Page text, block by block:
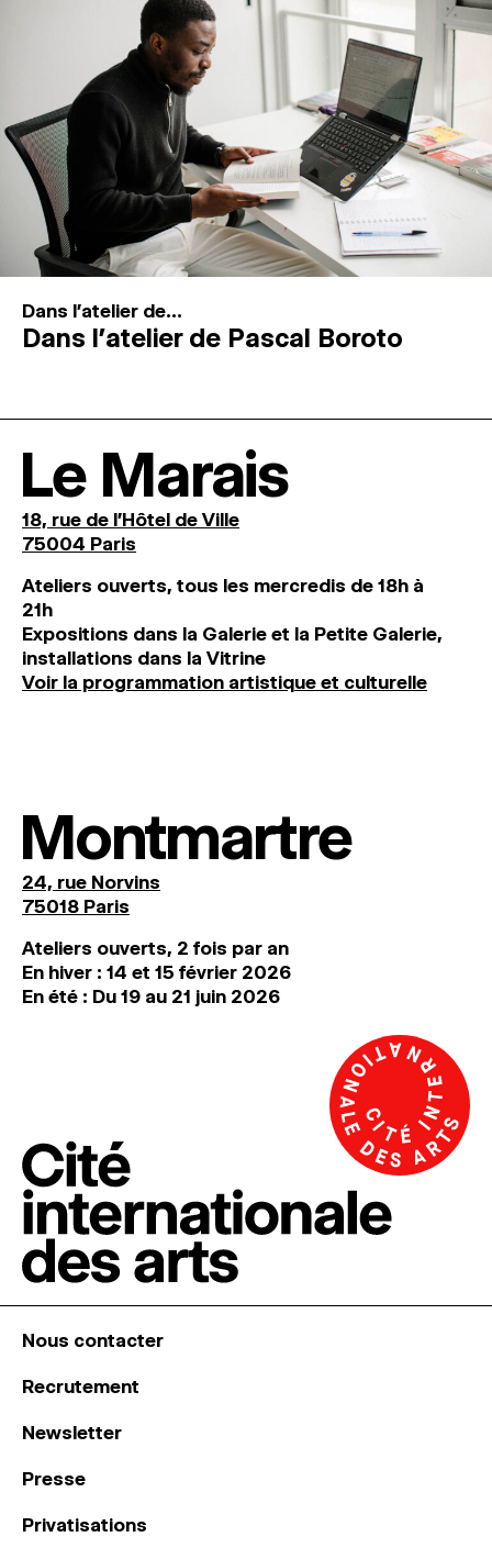
Dans l'atelier de...
Dans l’atelier de Pascal Boroto
Le Marais
18, rue de l'Hôtel de Ville
75004 Paris
Ateliers ouverts, tous les mercredis de 18h à
21h
Expositions dans la Galerie et la Petite Galerie,
installations dans la Vitrine
Voir la programmation artistique et culturelle
Montmartre
24, rue Norvins
75018 Paris
Ateliers ouverts, 2 fois par an
En hiver : 14 et 15 février 2026
En été : Du 19 au 21 juin 2026
Nous contacter
Recrutement
Newsletter
Presse
Privatisations